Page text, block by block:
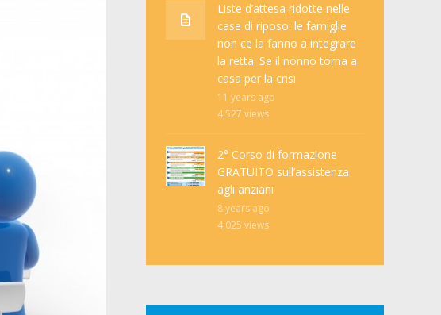
Liste d’attesa ridotte nelle
case di riposo: le famiglie
non ce la fanno a integrare
la retta. Se il nonno torna a
casa per la crisi
11 years ago
4,527 views
2° Corso di formazione
GRATUITO sull’assistenza
agli anziani
8 years ago
4,025 views